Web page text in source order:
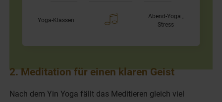
Yoga-Klassen
Abend-Yoga ,
Stress
2. Meditation für einen klaren Geist
Nach dem Yin Yoga fällt das Meditieren gleich viel